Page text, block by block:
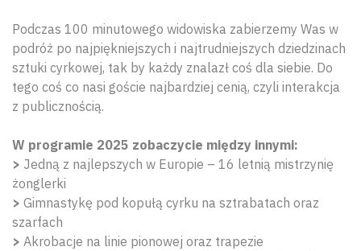
Podczas 100 minutowego widowiska zabierzemy Was w
podróż po najpiękniejszych i najtrudniejszych dziedzinach
sztuki cyrkowej, tak by każdy znalazł coś dla siebie. Do
tego coś co nasi goście najbardziej cenią, czyli interakcja
z publicznością.
W programie 2025 zobaczycie między innymi:
> Jedną z najlepszych w Europie – 16 letnią mistrzynię
żonglerki
> Gimnastykę pod kopułą cyrku na sztrabatach oraz
szarfach
> Akrobacje na linie pionowej oraz trapezie